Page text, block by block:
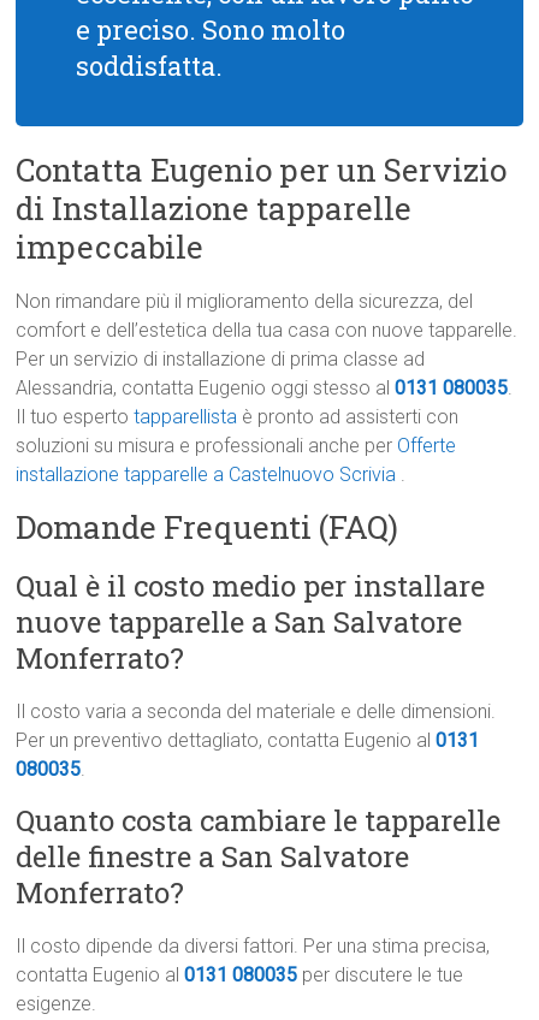
e preciso. Sono molto
soddisfatta.
Contatta Eugenio per un Servizio
di Installazione tapparelle
impeccabile
Non rimandare più il miglioramento della sicurezza, del
comfort e dell’estetica della tua casa con nuove tapparelle.
Per un servizio di installazione di prima classe ad
Alessandria, contatta Eugenio oggi stesso al0131 080035.
Il tuo espertotapparellista è pronto ad assisterti con
soluzioni su misura e professionali anche per Offerte
installazione tapparelle a Castelnuovo Scrivia .
Domande Frequenti (FAQ)
Qual è il costo medio per installare
nuove tapparelle a San Salvatore
Monferrato?
Il costo varia a seconda del materiale e delle dimensioni.
Per un preventivo dettagliato, contatta Eugenio al0131
080035.
Quanto costa cambiare le tapparelle
delle finestre a San Salvatore
Monferrato?
Il costo dipende da diversi fattori. Per una stima precisa,
contatta Eugenio al0131 080035 per discutere le tue
esigenze.